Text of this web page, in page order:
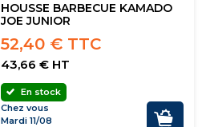
HOUSSE BARBECUE KAMADO
JOE JUNIOR
52,40 € TTC
43,66 € HT
En stock
Chez vous
Mardi 11/08